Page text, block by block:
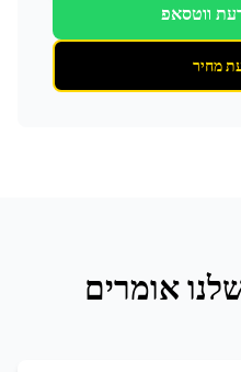
ווטסאפ
מחיר
אומרים